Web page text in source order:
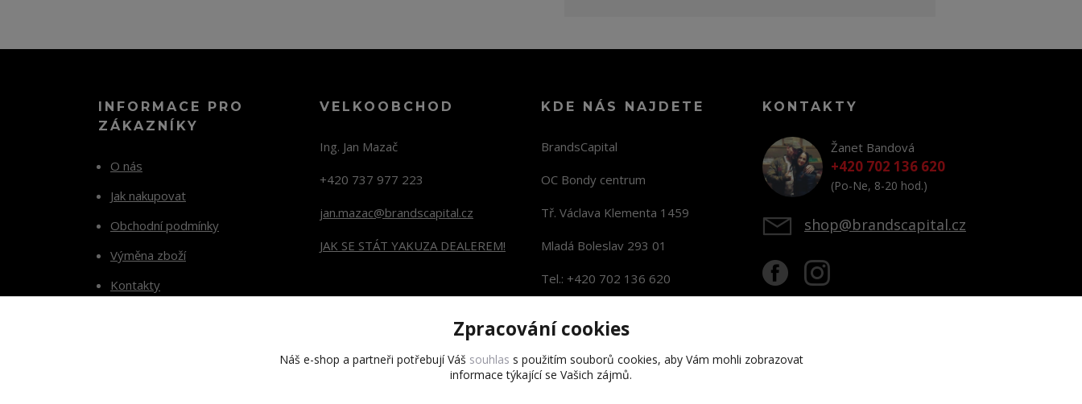
INFORMACE PRO
ZÁKAZNÍKY
O nás
Jak nakupovat
Obchodní podmínky
Výměna zboží
Kontakty
VELKOOBCHOD
Ing. Jan Mazač
+420 737 977 223
jan.mazac@brandscapital.cz
JAK SE STÁT YAKUZA DEALEREM!
KDE NÁS NAJDETE
BrandsCapital
OC Bondy centrum
Tř. Václava Klementa 1459
Mladá Boleslav 293 01
Tel.: +420 702 136 620
KONTAKTY
Žanet Bandová
+420 702 136 620
(Po-Ne, 8-20 hod.)
shop@brandscapital.cz
Zpracování cookies
Náš e-shop a partneři potřebují Váš souhlas s použitím souborů cookies, aby Vám mohli zobrazovat
informace týkající se Vašich zájmů.